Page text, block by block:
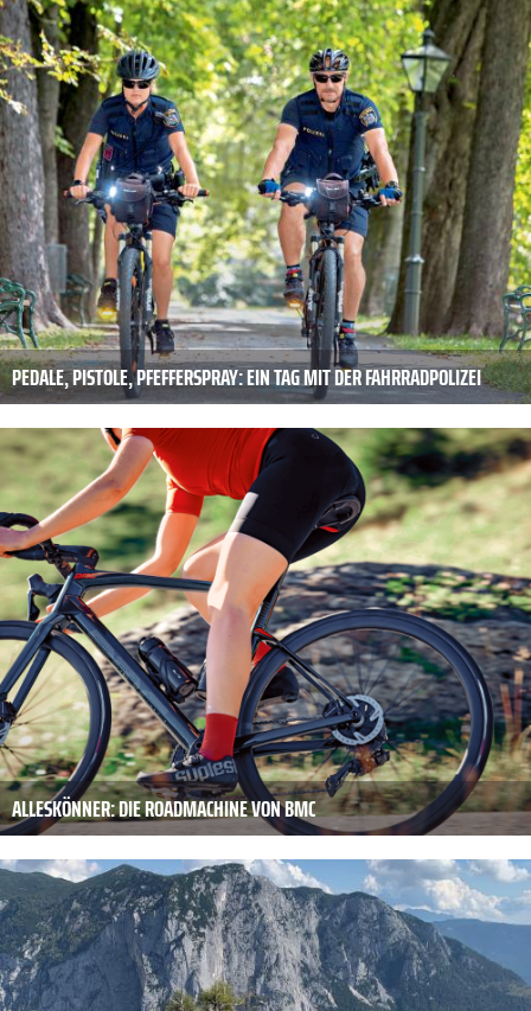
PEDALE, PISTOLE, PFEFFERSPRAY: EIN TAG MIT DER FAHRRADPOLIZEI
ALLESKÖNNER: DIE ROADMACHINE VON BMC